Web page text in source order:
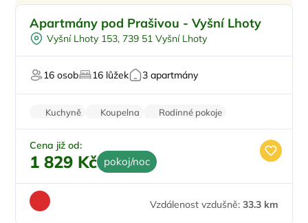
Na okraji města
Pro turisty
Pro milovníky přírody
Apartmány pod Prašivou - Vyšní Lhoty
Vyšní Lhoty 153, 739 51 Vyšní Lhoty
16 osob 16 lůžek 3 apartmány
Kuchyně Koupelna
Rodinné pokoje
Balkon/terasa
Klimatizace
Cena již od:
1 829 Kč pokoj/noc
Vzdálenost vzdušně: 33.3 km